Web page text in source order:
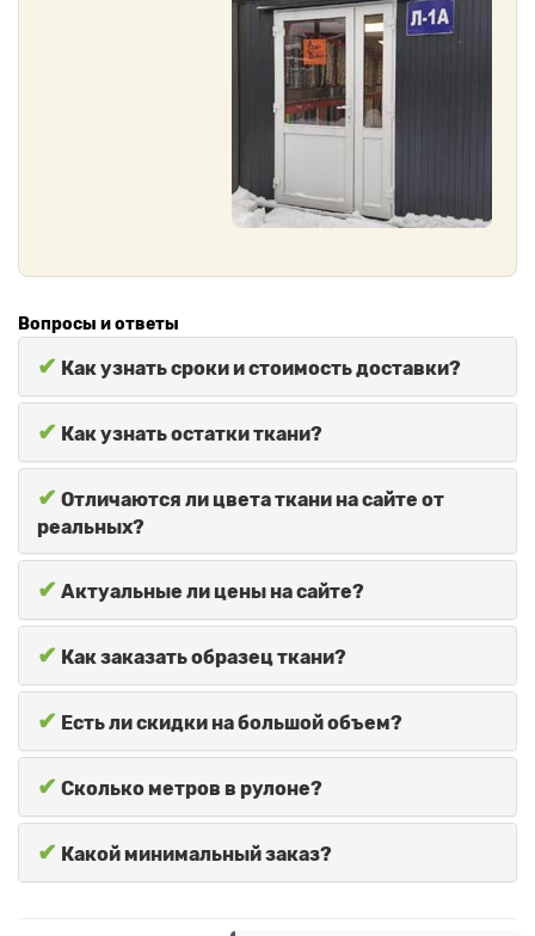
Вопросы и ответы
✔ Как узнать сроки и стоимость доставки?
✔ Как узнать остатки ткани?
✔ Отличаются ли цвета ткани на сайте от
реальных?
✔ Актуальные ли цены на сайте?
✔ Как заказать образец ткани?
✔ Есть ли скидки на большой объем?
✔ Сколько метров в рулоне?
✔ Какой минимальный заказ?